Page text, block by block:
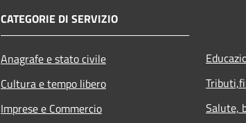
CATEGORIE DI SERVIZIO
Anagrafe e stato civile
Cultura e tempo libero
Imprese e Commercio
Salute,